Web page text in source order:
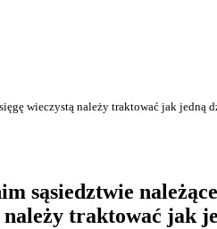
wieczystą należy traktować jak jedną
sąsiedztwie
traktować jak